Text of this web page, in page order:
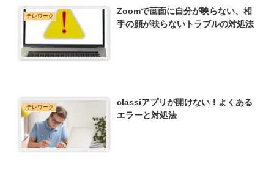
テレワーク
Zoomで画面に自分が映らない、相
手の顔が映らないトラブルの対処法
テレワーク
classiアプリが開けない！よくある
エラーと対処法